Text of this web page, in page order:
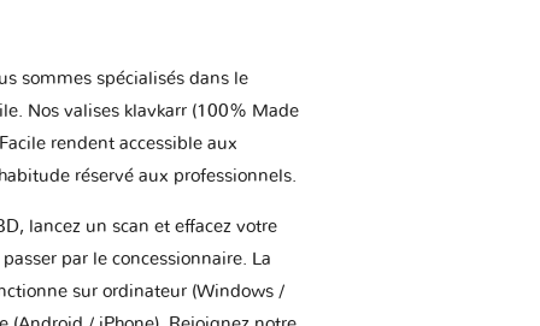
sommes spécialisés dans le
Nos valises klavkarr (100% Made
rendent accessible aux
réservé aux professionnels.
lancez un scan et effacez votre
par le concessionnaire. La
sur ordinateur (Windows /